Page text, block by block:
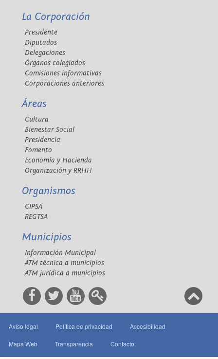
La Corporación
Presidente
Diputados
Delegaciones
Órganos colegiados
Comisiones informativas
Corporaciones anteriores
Áreas
Cultura
Bienestar Social
Presidencia
Fomento
Economía y Hacienda
Organización y RRHH
Organismos
CIPSA
REGTSA
Municipios
Información Municipal
ATM técnica a municipios
ATM jurídica a municipios
Aviso legal Política de privacidad Accesibilidad
Mapa Web Transparencia Contacto